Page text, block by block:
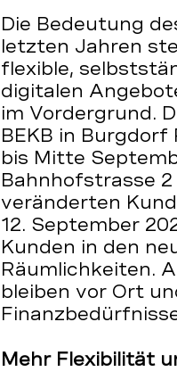
Die Bedeutung
letzten Jahren
flexible,
digitalen
im Vordergrund.
BEKB in
bis Mitte
Bahnhofstrasse
veränderten
12. September
Kunden in den
Räumlichkeiten.
bleiben vor Ort
Mehr Flexibilität